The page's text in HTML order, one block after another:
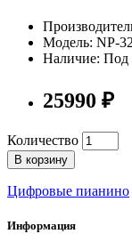
Модель: NP-
Наличие: Под
25990 ₽
Количество
В корзину
Цифровые пианино
Информация